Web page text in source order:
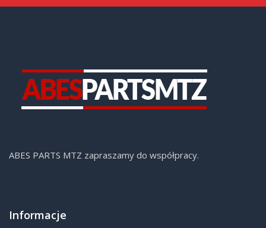
ABES PARTS MTZ zapraszamy do współpracy.
Informacje